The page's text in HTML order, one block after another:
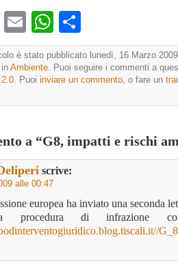
TwitterEmailWhatsApp
è stato pubblicato lunedì, 16 Marzo
Ambiente . Puoi seguire i commenti a
2.0 . Puoi inviare un commento , o fare un
a “G8, impatti e rischi
scrive:
alle 00:47
europea ha inviato una seconda
procedura di infrazione